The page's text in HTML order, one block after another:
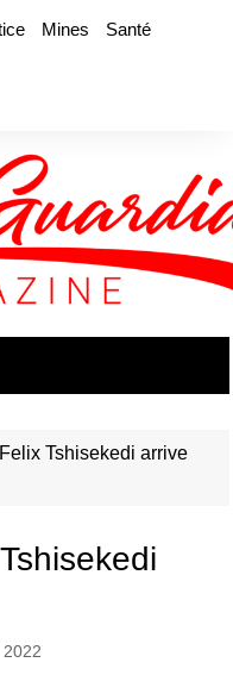
Mines
Santé
Tshisekedi arrive